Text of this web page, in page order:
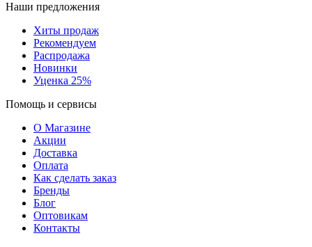
Наши предложения
Хиты продаж
Рекомендуем
Распродажа
Новинки
Уценка 25%
Помощь и сервисы
О Магазине
Акции
Доставка
Оплата
Как сделать заказ
Бренды
Блог
Оптовикам
Контакты